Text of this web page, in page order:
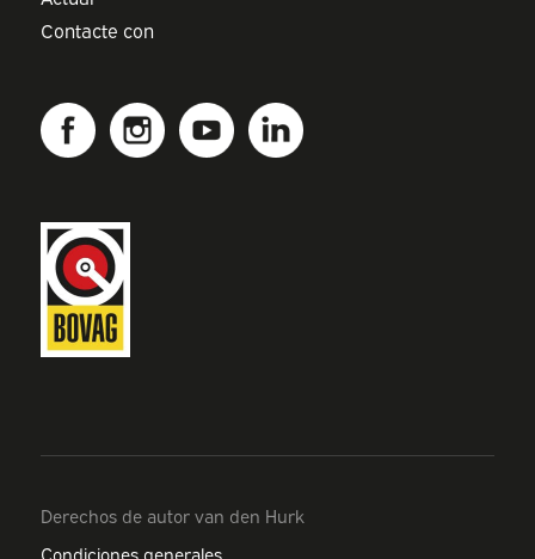
Contacte con
Derechos de autor van den Hurk
Condiciones generales